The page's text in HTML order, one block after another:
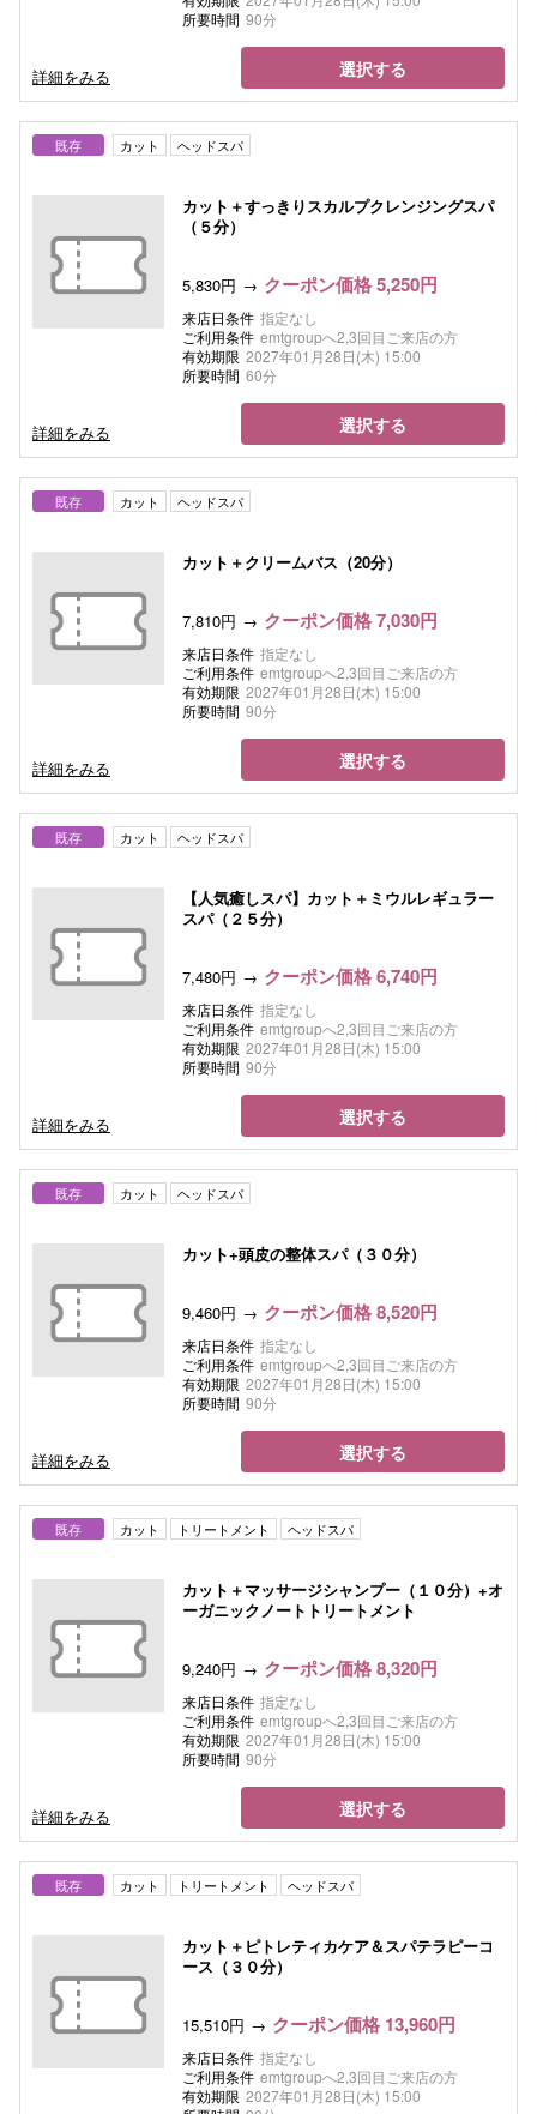
所要時間 90分
詳細をみる 選択する
既存 カット ヘッドスパ
カット＋すっきりスカルプクレンジングスパ
（５分）
5,830円 クーポン価格 5,250円
来店日条件 指定なし
ご利用条件 emtgroupへ2,3回目ご来店の方
有効期限 2027年01月28日(木) 15:00
所要時間 60分
詳細をみる 選択する
既存 カット ヘッドスパ
カット＋クリームバス（20分）
7,810円 クーポン価格 7,030円
来店日条件 指定なし
ご利用条件 emtgroupへ2,3回目ご来店の方
有効期限 2027年01月28日(木) 15:00
所要時間 90分
詳細をみる 選択する
既存 カット ヘッドスパ
【人気癒しスパ】カット＋ミウルレギュラー
スパ（２５分）
7,480円 クーポン価格 6,740円
来店日条件 指定なし
ご利用条件 emtgroupへ2,3回目ご来店の方
有効期限 2027年01月28日(木) 15:00
所要時間 90分
詳細をみる 選択する
既存 カット ヘッドスパ
カット+頭皮の整体スパ（３０分）
9,460円 クーポン価格 8,520円
来店日条件 指定なし
ご利用条件 emtgroupへ2,3回目ご来店の方
有効期限 2027年01月28日(木) 15:00
所要時間 90分
詳細をみる 選択する
既存 カット トリートメント ヘッドスパ
カット＋マッサージシャンプー（１０分）+オ
ーガニックノートトリートメント
9,240円 クーポン価格 8,320円
来店日条件 指定なし
ご利用条件 emtgroupへ2,3回目ご来店の方
有効期限 2027年01月28日(木) 15:00
所要時間 90分
詳細をみる 選択する
既存 カット トリートメント ヘッドスパ
カット＋ピトレティカケア＆スパテラピーコ
ース（３０分）
15,510円 クーポン価格 13,960円
来店日条件 指定なし
ご利用条件 emtgroupへ2,3回目ご来店の方
有効期限 2027年01月28日(木) 15:00